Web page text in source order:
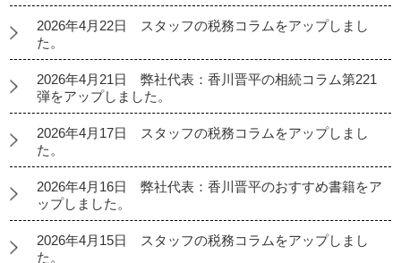
2026年4月22日 スタッフの税務コラムをアップしまし
た。
2026年4月21日 弊社代表：香川晋平の相続コラム第221
弾をアップしました。
2026年4月17日 スタッフの税務コラムをアップしまし
た。
2026年4月16日 弊社代表：香川晋平のおすすめ書籍をア
ップしました。
2026年4月15日 スタッフの税務コラムをアップしまし
た。